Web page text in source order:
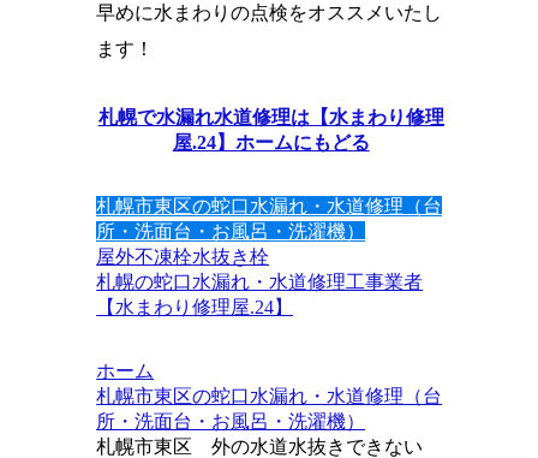
早めに水まわりの点検をオススメいたし
ます！
札幌で水漏れ水道修理は【水まわり修理
屋.24】ホームにもどる
札幌市東区の蛇口水漏れ・水道修理（台
所・洗面台・お風呂・洗濯機）
屋外不凍栓水抜き栓
札幌の蛇口水漏れ・水道修理工事業者
【水まわり修理屋.24】
ホーム
札幌市東区の蛇口水漏れ・水道修理（台
所・洗面台・お風呂・洗濯機）
札幌市東区 外の水道水抜きできない